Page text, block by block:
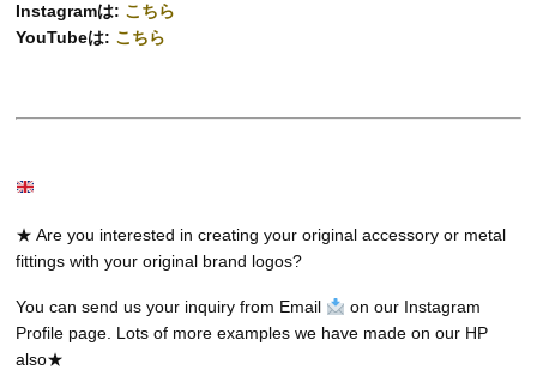
Instagramは: こちら
YouTubeは: こちら
★ Are you interested in creating your original accessory or metal
fittings with your original brand logos?
You can send us your inquiry from Email
on our Instagram
Profile page. Lots of more examples we have made on our HP
also★